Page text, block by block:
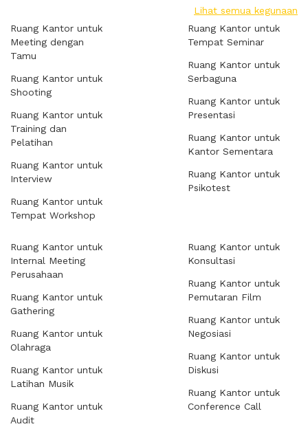
Lihat semua kegunaan
Ruang Kantor untuk
Meeting dengan
Tamu
Ruang Kantor untuk
Shooting
Ruang Kantor untuk
Training dan
Pelatihan
Ruang Kantor untuk
Interview
Ruang Kantor untuk
Tempat Workshop
Ruang Kantor untuk
Tempat Seminar
Ruang Kantor untuk
Serbaguna
Ruang Kantor untuk
Presentasi
Ruang Kantor untuk
Kantor Sementara
Ruang Kantor untuk
Psikotest
Ruang Kantor untuk
Internal Meeting
Perusahaan
Ruang Kantor untuk
Gathering
Ruang Kantor untuk
Olahraga
Ruang Kantor untuk
Latihan Musik
Ruang Kantor untuk
Audit
Ruang Kantor untuk
Konsultasi
Ruang Kantor untuk
Pemutaran Film
Ruang Kantor untuk
Negosiasi
Ruang Kantor untuk
Diskusi
Ruang Kantor untuk
Conference Call